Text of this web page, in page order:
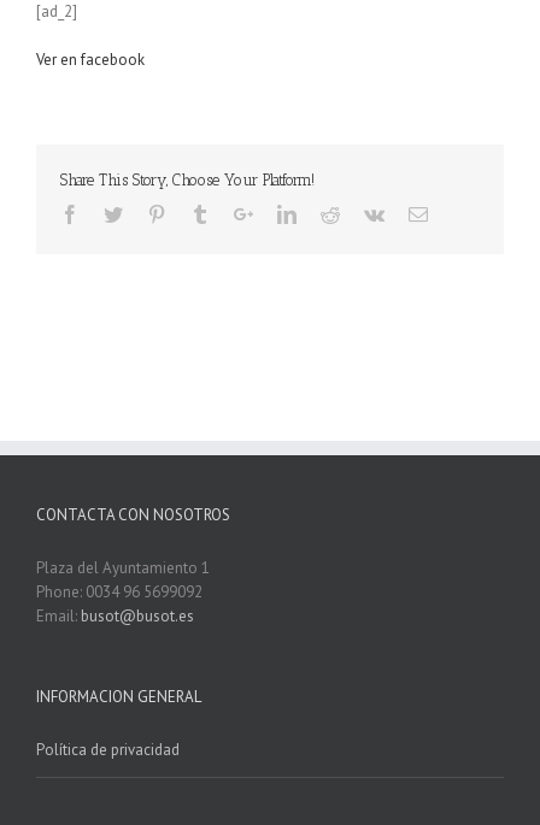
[ad_2]
Ver en facebook
Share This Story, Choose Your Platform!
CONTACTA CON NOSOTROS
Plaza del Ayuntamiento 1
Phone: 0034 96 5699092
Email: busot@busot.es
INFORMACION GENERAL
Política de privacidad